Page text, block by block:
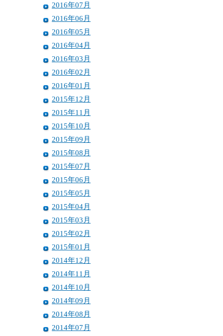
2016年07月
2016年06月
2016年05月
2016年04月
2016年03月
2016年02月
2016年01月
2015年12月
2015年11月
2015年10月
2015年09月
2015年08月
2015年07月
2015年06月
2015年05月
2015年04月
2015年03月
2015年02月
2015年01月
2014年12月
2014年11月
2014年10月
2014年09月
2014年08月
2014年07月